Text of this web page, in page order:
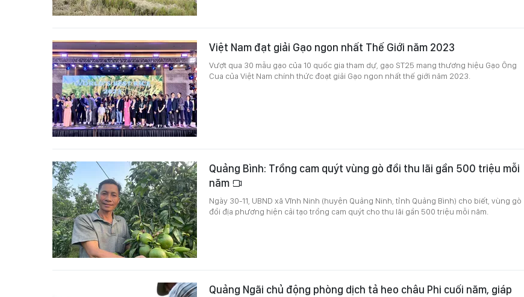
Việt Nam đạt giải Gạo ngon nhất Thế Giới năm 2023
Vượt qua 30 mẫu gạo của 10 quốc gia tham dự, gạo ST25 mang thương hiệu Gạo Ông
Cua của Việt Nam chính thức đoạt giải Gạo ngon nhất thế giới năm 2023.
Quảng Bình: Trồng cam quýt vùng gò đồi thu lãi gần 500 triệu mỗi
năm
Ngày 30-11, UBND xã Vĩnh Ninh (huyện Quảng Ninh, tỉnh Quảng Bình) cho biết, vùng gò
đồi địa phương hiện cải tạo trồng cam quýt cho thu lãi gần 500 triệu mỗi năm.
Quảng Ngãi chủ động phòng dịch tả heo châu Phi cuối năm, giáp